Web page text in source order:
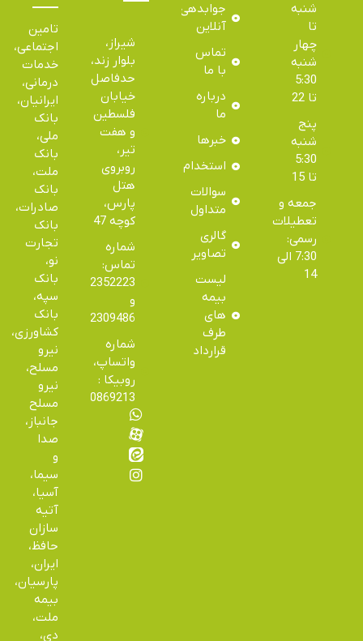
شنبه
تا
چهار
شنبه
5:30
تا 22
پنج
شنبه
5:30
تا 15
جمعه و
تعطیلات
رسمی:
7:30 الی
14
جوابدهی
آنلاین
تماس
با ما
درباره
ما
خبرها
استخدام
سوالات
متداول
گالری
تصاویر
لیست
بیمه
های
طرف
قرارداد
شیراز،
بلوار زند،
حدفاصل
خیابان
فلسطین
و هفت
تیر،
روبروی
هتل
پارس،
کوچه 47
شماره
تماس:
32352223
و
32309486
شماره
واتساپ، ایتا و
روبیکا :
09940869213
تامین
اجتماعی،
خدمات
درمانی،
ایرانیان،
بانک
ملی،
بانک
ملت،
بانک
صادرات،
بانک
تجارت
نو،
بانک
سپه،
بانک
کشاورزی،
نیرو
مسلح،
نیرو
مسلح
جانباز،
صدا
و
سیما،
آسیا،
آتیه
سازان
حافظ،
ایران،
پارسیان،
بیمه
ملت،
دی،